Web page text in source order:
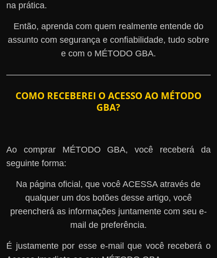
na prática.
Então, aprenda com quem realmente entende do
assunto com segurança e confiabilidade, tudo sobre
e com o MÉTODO GBA.
COMO RECEBEREI O ACESSO AO MÉTODO
GBA?
Ao comprar MÉTODO GBA, você receberá da
seguinte forma:
Na página oficial, que você ACESSA através de
qualquer um dos botões desse artigo, você
preencherá as informações juntamente com seu e-
mail de preferência.
É justamente por esse e-mail que você receberá o